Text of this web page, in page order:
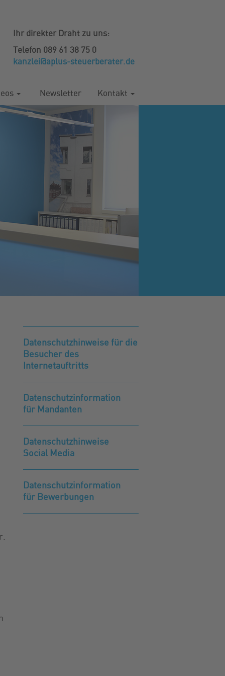
Ihr direkter Draht zu uns:
Telefon 089 61 38 75 0
kanzlei@aplus-steuerberater.de
Newsletter Kontakt
Datenschutzhinweise für die
Besucher des
Internetauftritts
Datenschutzinformation
für Mandanten
Datenschutzhinweise
Social Media
Datenschutzinformation
für Bewerbungen